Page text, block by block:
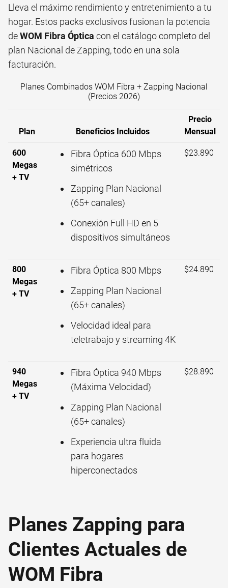
Lleva el máximo rendimiento y entretenimiento a tu
hogar. Estos packs exclusivos fusionan la potencia
deWOM Fibra Óptica con el catálogo completo del
plan Nacional de Zapping, todo en una sola
facturación.
Planes Combinados WOM Fibra + Zapping Nacional
(Precios 2026)
Plan Beneficios Incluidos
Precio
Mensual
600
Megas
+ TV
Fibra Óptica 600 Mbps
simétricos
Zapping Plan Nacional
(65+ canales)
Conexión Full HD en 5
dispositivos simultáneos
$23.890
800
Megas
+ TV
Fibra Óptica 800 Mbps
Zapping Plan Nacional
(65+ canales)
Velocidad ideal para
teletrabajo y streaming 4K
$24.890
940
Megas
+ TV
Fibra Óptica 940 Mbps
(Máxima Velocidad)
Zapping Plan Nacional
(65+ canales)
Experiencia ultra fluida
para hogares
hiperconectados
$28.890
Planes Zapping para
Clientes Actuales de
WOM Fibra